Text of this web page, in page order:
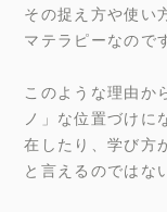
その捉え方や使い
マテラピーなので
このような理由か
ノ」な位置づけに
在したり、学び方
と言えるのではな